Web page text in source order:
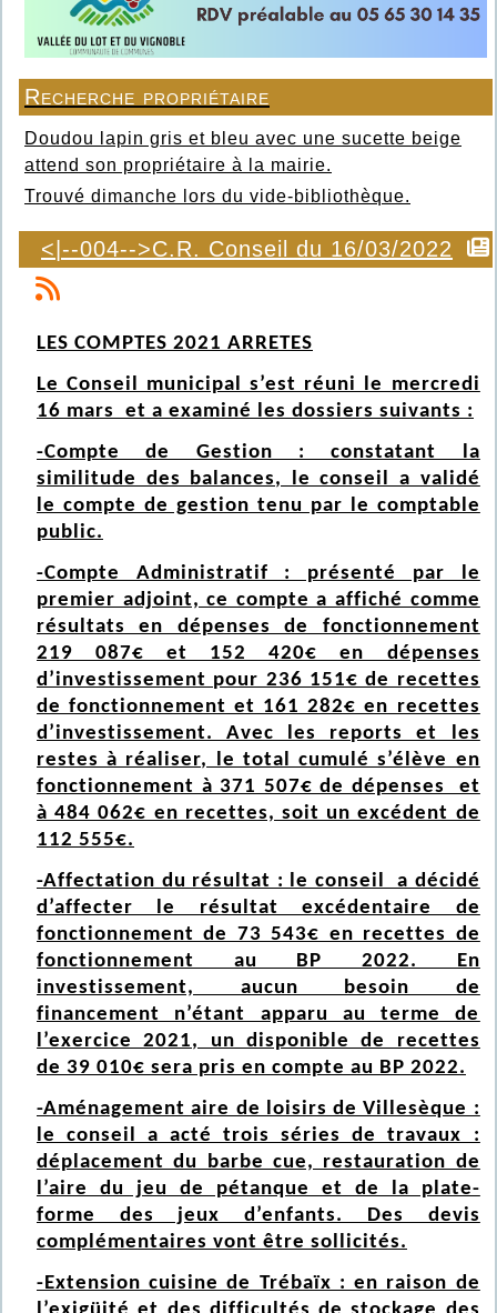
Recherche propriétaire
Doudou lapin gris et bleu avec une sucette beige
attend son propriétaire à la mairie.
Trouvé dimanche lors du vide-bibliothèque.
<|--004-->C.R. Conseil du 16/03/2022
LES COMPTES 2021 ARRETES
Le Conseil municipal s’est réuni le mercredi
16 mars et a examiné les dossiers suivants :
-Compte de Gestion : constatant la
similitude des balances, le conseil a validé
le compte de gestion tenu par le comptable
public.
-Compte Administratif : présenté par le
premier adjoint, ce compte a affiché comme
résultats en dépenses de fonctionnement
219 087€ et 152 420€ en dépenses
d’investissement pour 236 151€ de recettes
de fonctionnement et 161 282€ en recettes
d’investissement. Avec les reports et les
restes à réaliser, le total cumulé s’élève en
fonctionnement à 371 507€ de dépenses et
à 484 062€ en recettes, soit un excédent de
112 555€.
-Affectation du résultat : le conseil a décidé
d’affecter le résultat excédentaire de
fonctionnement de 73 543€ en recettes de
fonctionnement au BP 2022. En
investissement, aucun besoin de
financement n’étant apparu au terme de
l’exercice 2021, un disponible de recettes
de 39 010€ sera pris en compte au BP 2022.
-Aménagement aire de loisirs de Villesèque :
le conseil a acté trois séries de travaux :
déplacement du barbe cue, restauration de
l’aire du jeu de pétanque et de la plate-
forme des jeux d’enfants. Des devis
complémentaires vont être sollicités.
-Extension cuisine de Trébaïx : en raison de